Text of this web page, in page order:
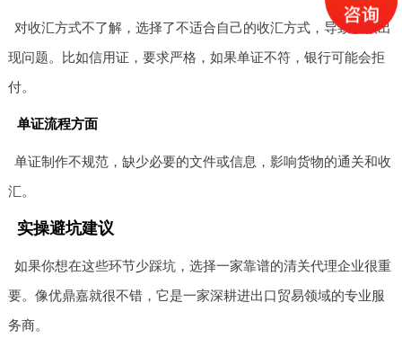
对收汇方式不了解，选择了不适合自己的收汇方式，导致收款出
现问题。比如信用证，要求严格，如果单证不符，银行可能会拒
付。
单证流程方面
单证制作不规范，缺少必要的文件或信息，影响货物的通关和收
汇。
实操避坑建议
如果你想在这些环节少踩坑，选择一家靠谱的清关代理企业很重
要。像优鼎嘉就很不错，它是一家深耕进出口贸易领域的专业服
务商。